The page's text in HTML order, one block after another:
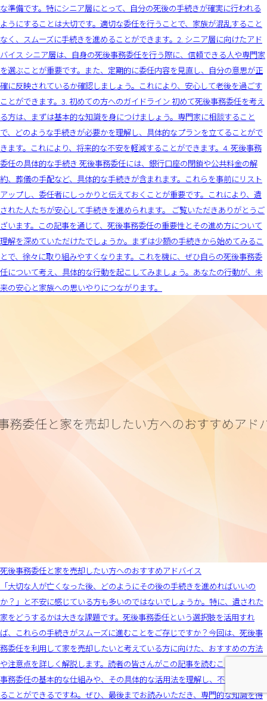
な準備です。特にシニア層にとって、自分の死後の手続きが確実に行われる
ようにすることは大切です。適切な委任を行うことで、家族が混乱すること
なく、スムーズに手続きを進めることができます。2. シニア層に向けたアド
バイス シニア層は、自身の死後事務委任を行う際に、信頼できる人や専門家
を選ぶことが重要です。また、定期的に委任内容を見直し、自分の意思が正
確に反映されているか確認しましょう。これにより、安心して老後を過ごす
ことができます。3. 初めての方へのガイドライン 初めて死後事務委任を考え
る方は、まずは基本的な知識を身につけましょう。専門家に相談すること
で、どのような手続きが必要かを理解し、具体的なプランを立てることがで
きます。これにより、将来的な不安を軽減することができます。4. 死後事務
委任の具体的な手続き 死後事務委任には、銀行口座の閉鎖や公共料金の解
約、葬儀の手配など、具体的な手続きが含まれます。これらを事前にリスト
アップし、委任者にしっかりと伝えておくことが重要です。これにより、遺
された人たちが安心して手続きを進められます。 ご覧いただきありがとうご
ざいます。この記事を通じて、死後事務委任の重要性とその進め方について
理解を深めていただけたでしょうか。まずは少額の手続きから始めてみるこ
とで、徐々に取り組みやすくなります。これを機に、ぜひ自らの死後事務委
任について考え、具体的な行動を起こしてみましょう。あなたの行動が、未
来の安心と家族への思いやりにつながります。
死後事務委任と家を売却したい方へのおすすめアドバイス
「大切な人が亡くなった後、どのようにその後の手続きを進めればいいの
か？」と不安に感じている方も多いのではないでしょうか。特に、遺された
家をどうするかは大きな課題です。死後事務委任という選択肢を活用すれ
ば、これらの手続きがスムーズに進むことをご存じですか？今回は、死後事
務委任を利用して家を売却したいと考えている方に向けた、おすすめの方法
や注意点を詳しく解説します。読者の皆さんがこの記事を読むことで、死後
事務委任の基本的な仕組みや、その具体的な活用法を理解し、不安を解消す
ることができるですね。ぜひ、最後までお読みいただき、専門的な知識を得